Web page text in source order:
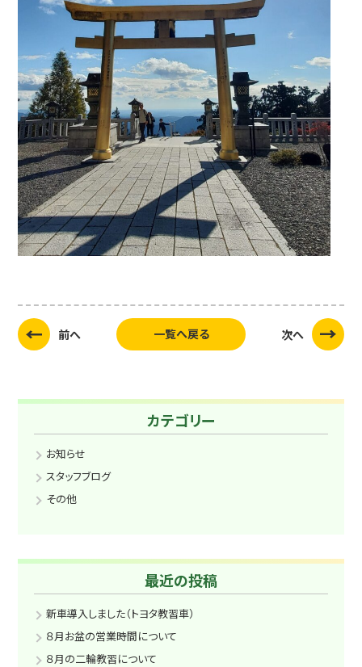
前へ 一覧へ戻る 次へ
カテゴリー
お知らせ
スタッフブログ
その他
最近の投稿
新車導入しました（トヨタ教習車）
８月お盆の営業時間について
８月の二輪教習について